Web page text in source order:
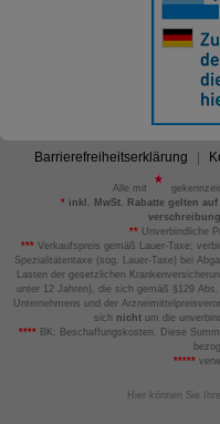
Barrierefreiheitserklärung
Alle mit
*inkl. MwSt. Rabatte gelten
** Unverbindliche
*** Verkaufspreis gemäß Lauer-Taxe;
Spezialitätentaxe (sog. Lauer-Taxe) bei
Lasten der gesetzlichen
unter 12 Jahren), die sich gemäß §129
Unternehmens und der
sich nicht um die
****BK: Beschaffungskosten. Diese
*****
Hier können Sie